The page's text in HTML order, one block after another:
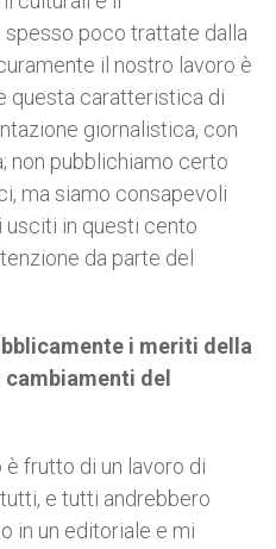
poco trattate dalla
il nostro lavoro è
questa caratteristica di
giornalistica, con
non pubblichiamo certo
ma siamo consapevoli
in questi cento
da parte del
i meriti della
del
è frutto di un lavoro di
e tutti andrebbero
in un editoriale e mi